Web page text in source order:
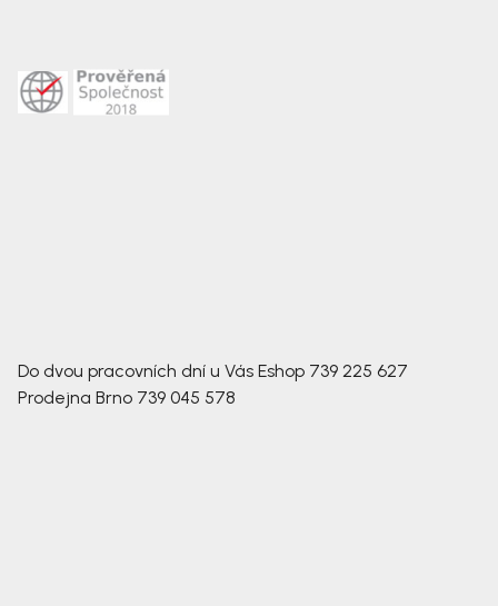
Do dvou pracovních dní u Vás Eshop 739 225 627
Prodejna Brno 739 045 578